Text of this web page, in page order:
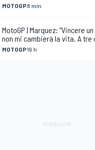
MOTOGP8 min
MOTOGP19 h
MotoGP | Marquez: "Vincere
non mi cambierà la vita. A tre